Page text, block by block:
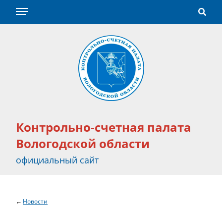
Контрольно-счетная палата
Вологодской области
официальный сайт
Новости